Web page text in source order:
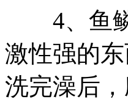
4、鱼鳞
激性强的
洗完澡后